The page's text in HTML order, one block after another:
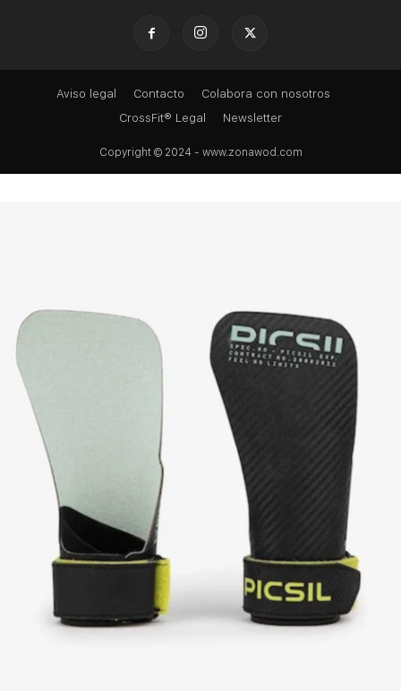
Aviso legal Contacto
Colabora con nosotros
CrossFit® Legal
Newsletter
Copyright © 2024 - www.zonawod.com